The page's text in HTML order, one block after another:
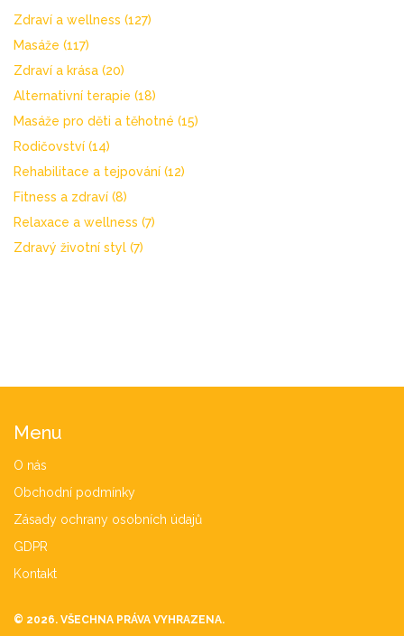
Zdraví a wellness (127)
Masáže (117)
Zdraví a krása (20)
Alternativní terapie (18)
Masáže pro děti a těhotné (15)
Rodičovství (14)
Rehabilitace a tejpování (12)
Fitness a zdraví (8)
Relaxace a wellness (7)
Zdravý životní styl (7)
Menu
O nás
Obchodní podmínky
Zásady ochrany osobních údajů
GDPR
Kontakt
© 2026. VŠECHNA PRÁVA VYHRAZENA.